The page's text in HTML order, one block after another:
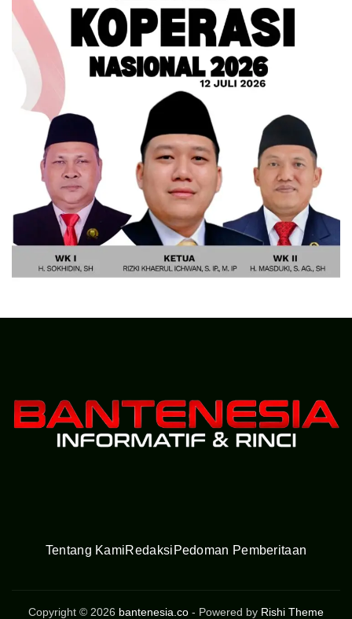
Tentang KamiRedaksi Pedoman Pemberitaan
Copyright © 2026 bantenesia.co - Powered by Rishi Theme